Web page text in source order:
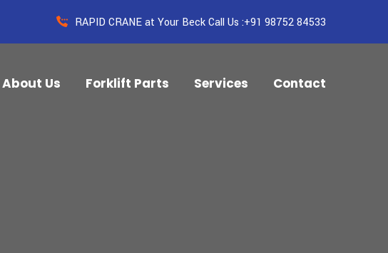
RAPID CRANE at Your Beck Call Us :+91 98752 84533
About Us Forklift Parts Services Contact